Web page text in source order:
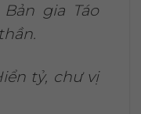
gia Táo
tỷ, chư vị